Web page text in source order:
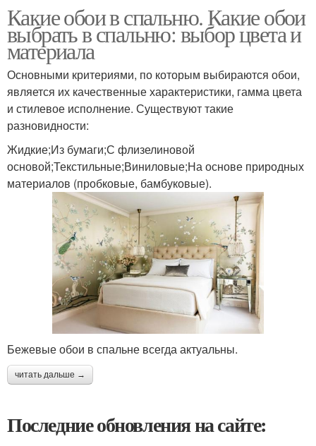
Какие обои в спальню. Какие обои
выбрать в спальню: выбор цвета и
материала
Основными критериями, по которым выбираются обои,
является их качественные характеристики, гамма цвета
и стилевое исполнение. Существуют такие
разновидности:
Жидкие;Из бумаги;С флизелиновой
основой;Текстильные;Виниловые;На основе природных
материалов (пробковые, бамбуковые).
Бежевые обои в спальне всегда актуальны.
читать дальше →
Последние обновления на сайте: